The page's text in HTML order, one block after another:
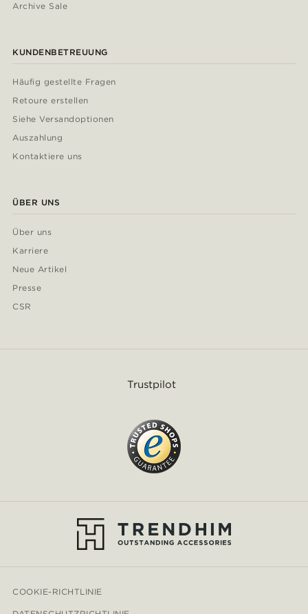
Archive Sale
KUNDENBETREUUNG
Häufig gestellte Fragen
Retoure erstellen
Siehe Versandoptionen
Auszahlung
Kontaktiere uns
ÜBER UNS
Über uns
Karriere
Neue Artikel
Presse
CSR
Trustpilot
COOKIE-RICHTLINIE